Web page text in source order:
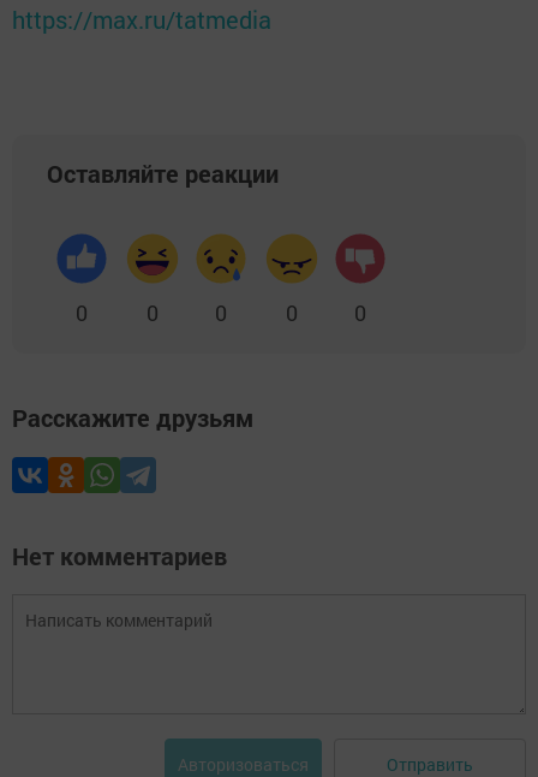
https://max.ru/tatmedia
Оставляйте реакции
0 0 0 0 0
Расскажите друзьям
Нет комментариев
Авторизоваться Отправить